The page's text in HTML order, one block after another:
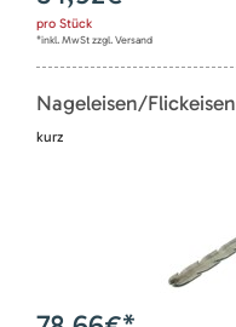
pro Stück
*inkl. MwSt zzgl. Versand
Nageleisen/
kurz